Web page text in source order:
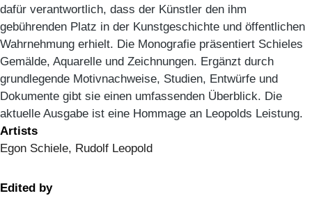
dafür verantwortlich, dass der Künstler den ihm
gebührenden Platz in der Kunstgeschichte und öffentlichen
Wahrnehmung erhielt. Die Monografie präsentiert Schieles
Gemälde, Aquarelle und Zeichnungen. Ergänzt durch
grundlegende Motivnachweise, Studien, Entwürfe und
Dokumente gibt sie einen umfassenden Überblick. Die
aktuelle Ausgabe ist eine Hommage an Leopolds Leistung.
Artists
Egon Schiele, Rudolf Leopold
Edited by